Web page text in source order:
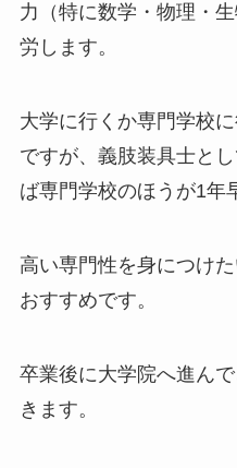
力（特に数学・物理・
労します。
大学に行くか専門学校
ですが、義肢装具士と
ば専門学校のほうが1年
高い専門性を身につけ
おすすめです。
卒業後に大学院へ進ん
きます。